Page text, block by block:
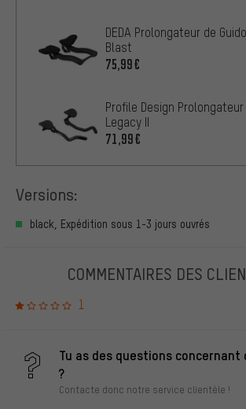
DEDA Prolongateur de
Blast
75,99€
Profile Design Prolongateur
Legacy II
71,99€
Versions:
black, Expédition sous 1-3 jours ouvrés
COMMENTAIRES DES
1
Tu as des questions concernant
?
Contacte donc notre service clientèle !